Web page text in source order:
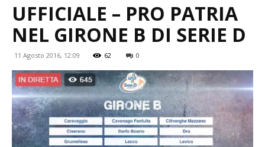
UFFICIALE – PRO PATRIA
NEL GIRONE B DI SERIE D
11 Agosto 2016, 12:09 62 0